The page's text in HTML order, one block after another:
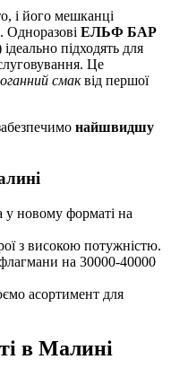
і його мешканці
. Одноразові ЕЛЬФ БАР
підходять для
Це
смаквід першої
найшвидшу
у новому форматі на
з високою потужністю.
на 30000-40000
асортимент для
в Малині